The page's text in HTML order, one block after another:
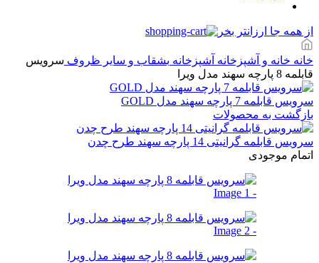
از همه جا ارزانتر بخر
خانه خانه و آشپزخانه آشپزخانه بشقاب و سایر ظروف سرویس
قابلمه 8 پارچه سهند مدل ویرا
سرویس قابلمه 7 پارچه سهند مدل GOLD
بازگشت به محصولات
سرویس قابلمه گرانیتی 14 پارچه سهند طرح چدن
اتمام موجودی